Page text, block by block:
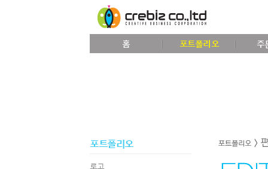
홈 포트폴리오 주
포트폴리오
로고